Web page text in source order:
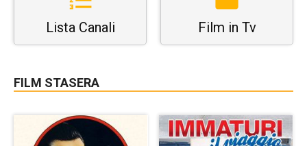
Lista Canali Film in Tv
FILM STASERA